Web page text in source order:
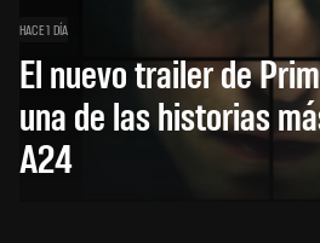
HACE 1 DÍA
El nuevo trailer de
una de las historias
A24